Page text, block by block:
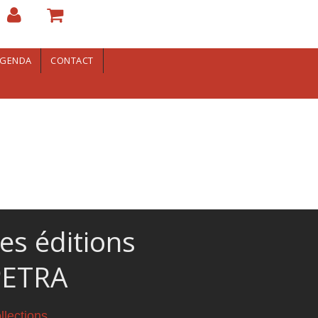
CONTACT
éditions